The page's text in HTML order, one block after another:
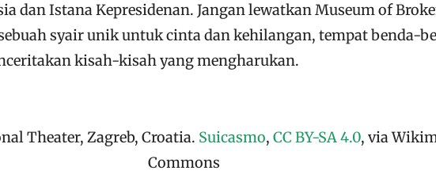
dan Istana Kepresidenan. Jangan lewatkan Museum of
syair unik untuk cinta dan kehilangan, tempat benda-
kisah-kisah yang mengharukan.
Theater, Zagreb, Croatia. Suicasmo, CC BY-SA 4.0, via
Commons